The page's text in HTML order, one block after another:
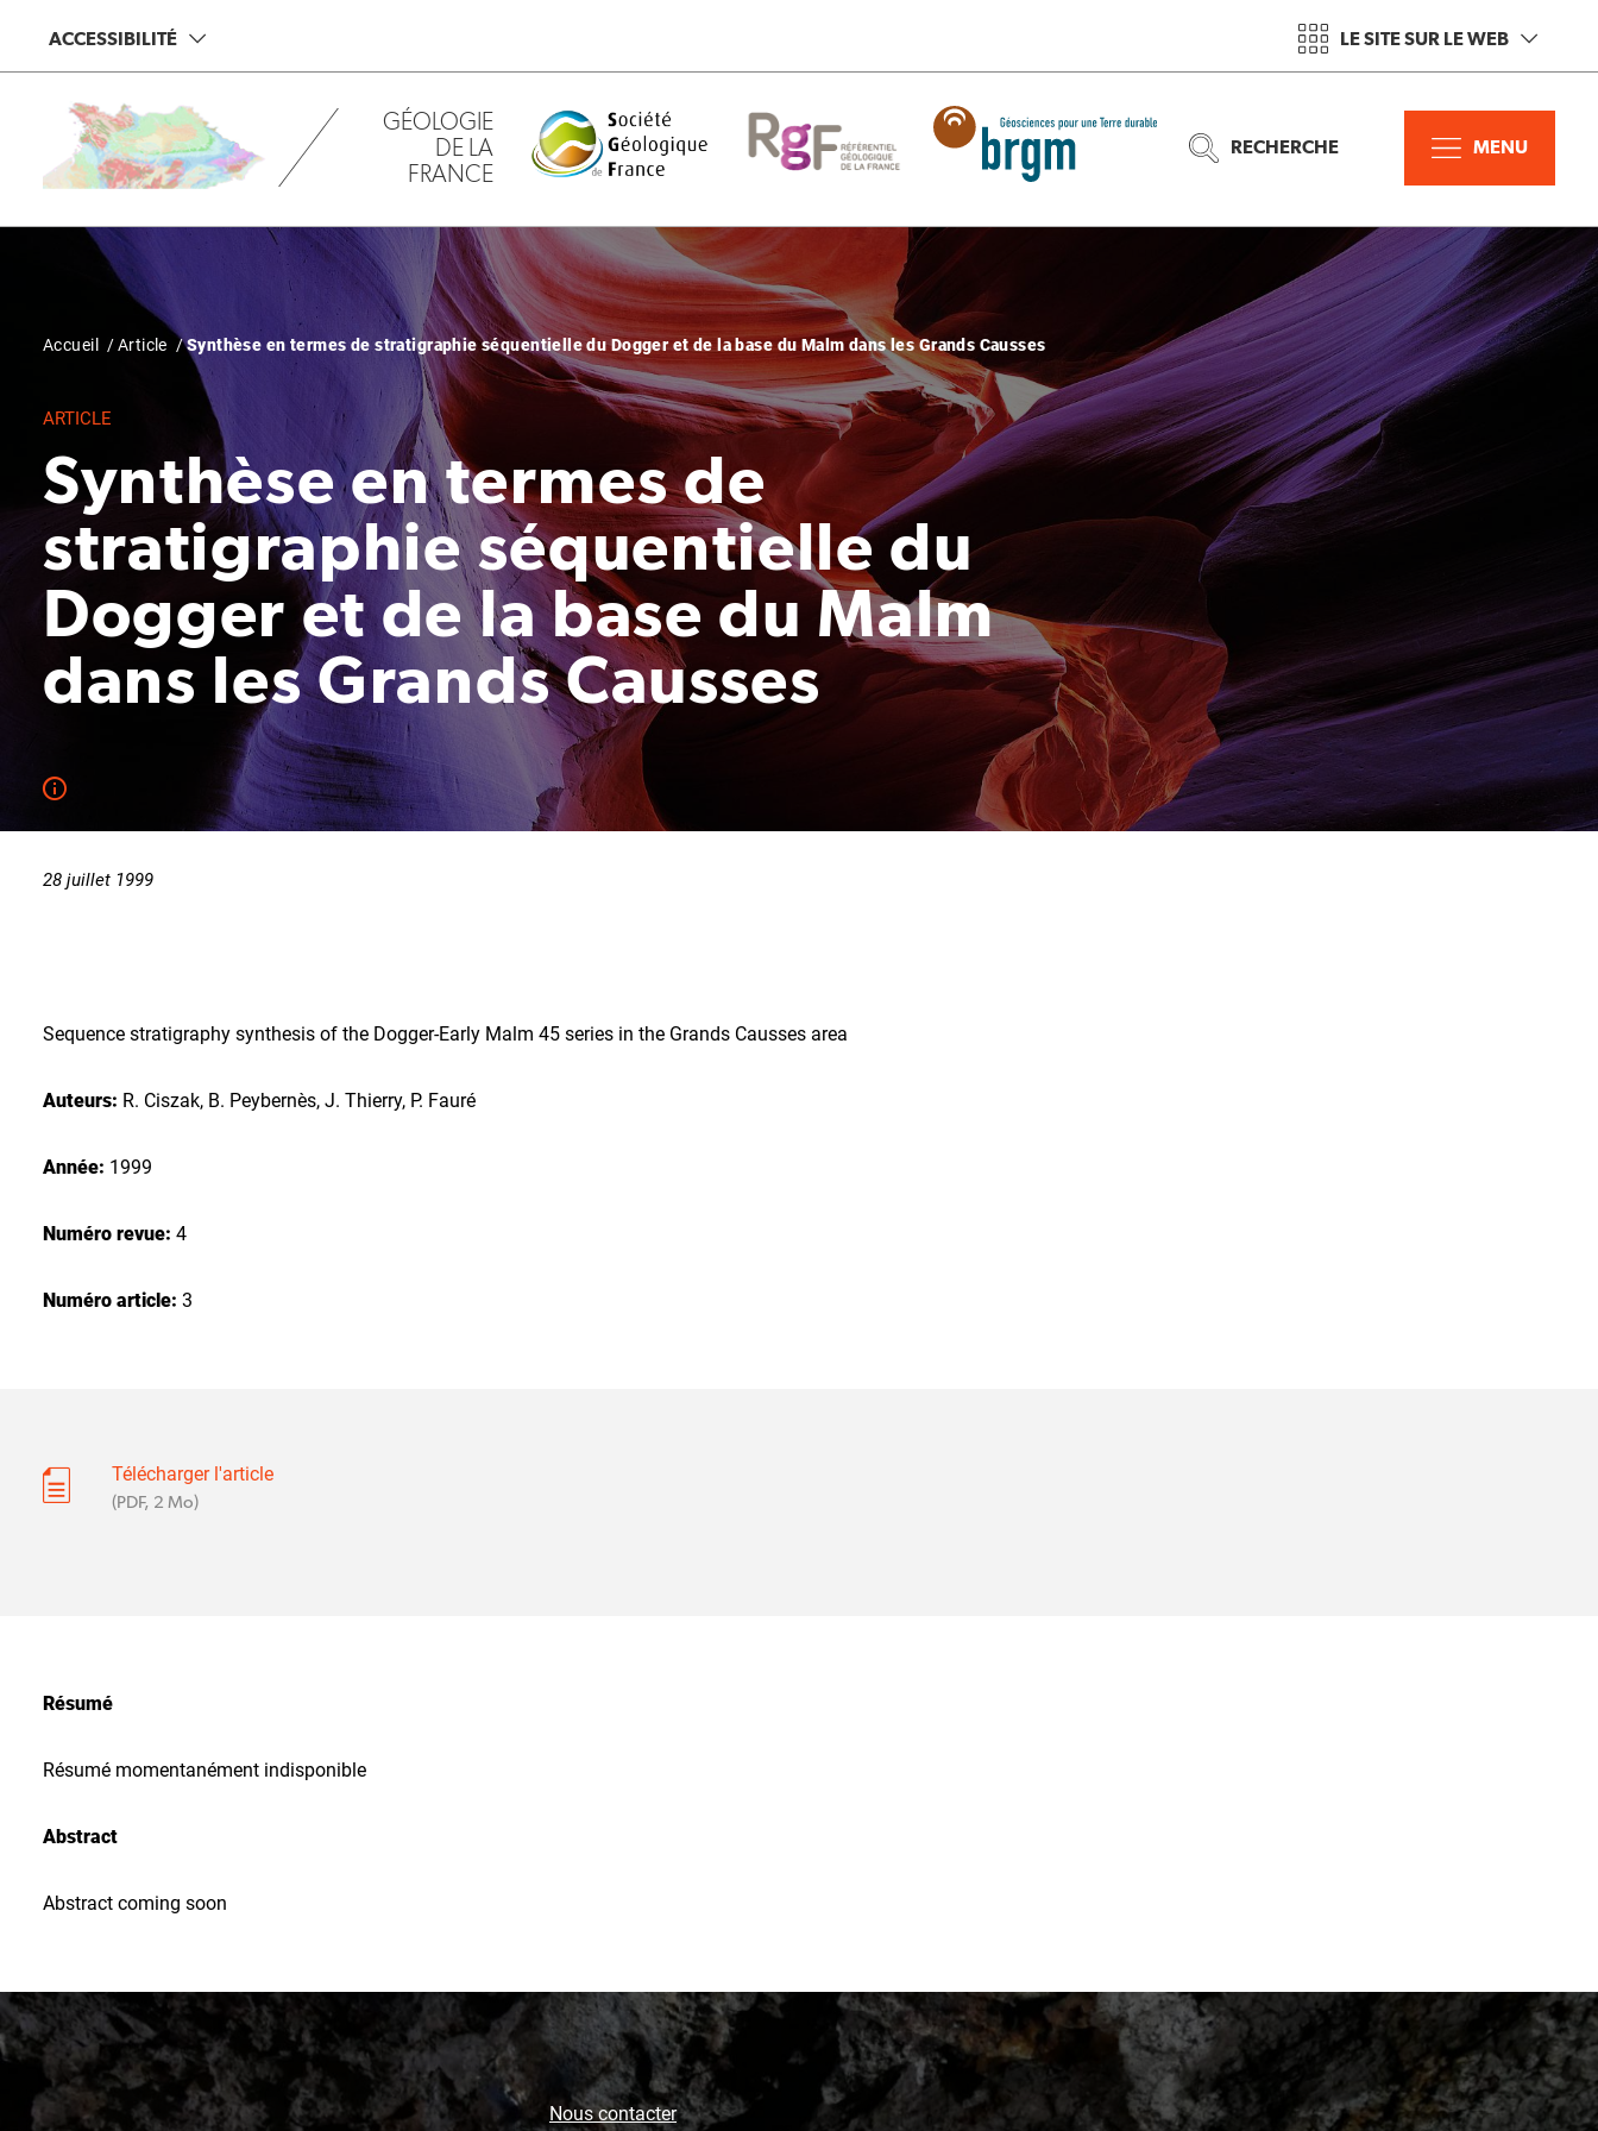
contenu
ACCESSIBILITÉ LE SITE SUR LE WEB
GÉOLOGIE
DE LA
FRANCE
RECHERCHE MENU
Fil
Accueil Article Synthèse en termes de stratigraphie séquentielle du Dogger et de la base du Malm dans les Grands Causses
ARTICLE
Synthèse en termes de
stratigraphie séquentielle du
Dogger et de la base du Malm
dans les Grands Causses
28 juillet 1999
Sequence stratigraphy synthesis of the Dogger-Early Malm 45 series in the Grands Causses area
Auteurs: R. Ciszak, B. Peybernès, J. Thierry, P. Fauré
Année: 1999
Numéro revue: 4
Numéro article: 3
Télécharger l'article
(PDF, 2 Mo)
Résumé
Résumé momentanément indisponible
Abstract
Abstract coming soon
Nous contacter